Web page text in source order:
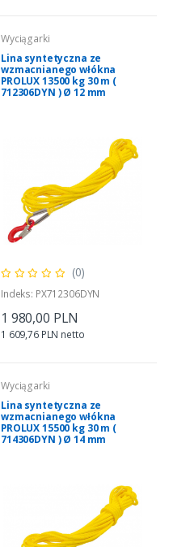
Wyciągarki
Lina syntetyczna ze
wzmacnianego włókna
PROLUX 13500 kg 30 m (
712306DYN ) Ø 12 mm
(0)
Indeks: PX712306DYN
1 980,00 PLN
1 609,76 PLN netto
Wyciągarki
Lina syntetyczna ze
wzmacnianego włókna
PROLUX 15500 kg 30 m (
714306DYN ) Ø 14 mm